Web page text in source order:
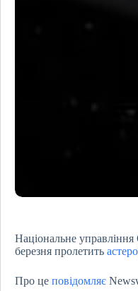
Національне
березня пролетить
Про це повідомляє